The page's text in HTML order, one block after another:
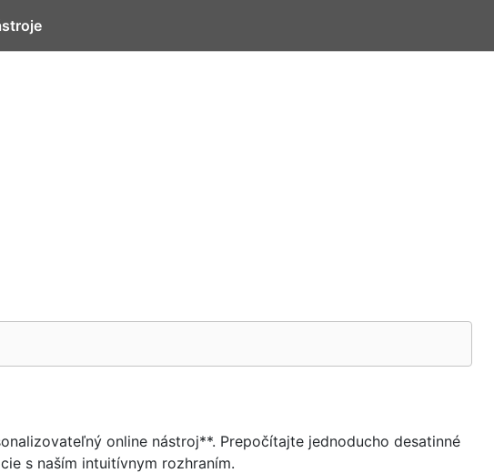
online nástroj**. Prepočítajte jednoducho desatinné
s naším intuitívnym rozhraním.